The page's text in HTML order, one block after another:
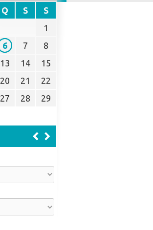
Q S
S
1
6 7
8
13 14
15
20 21
22
27 28
29